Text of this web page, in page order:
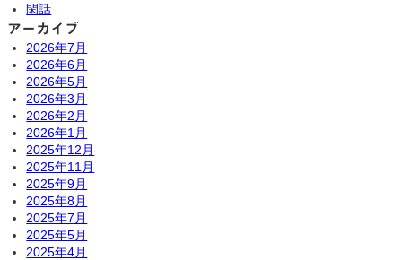
閑話
アーカイブ
2026年7月
2026年6月
2026年5月
2026年3月
2026年2月
2026年1月
2025年12月
2025年11月
2025年9月
2025年8月
2025年7月
2025年5月
2025年4月